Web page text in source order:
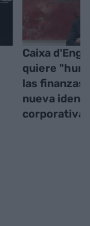
Caixa
quiere
las finanzas
nueva
corporativa